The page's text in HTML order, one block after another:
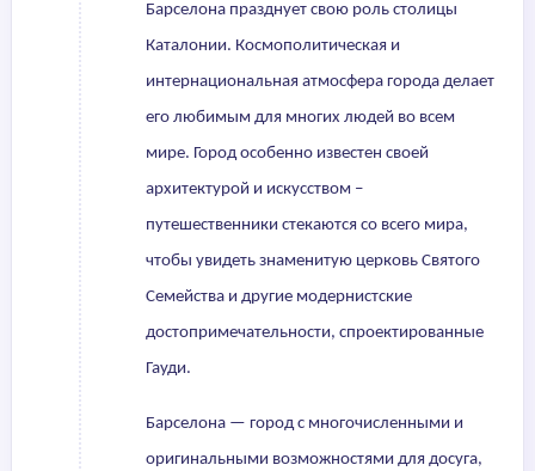
Барселона празднует свою роль столицы
Каталонии. Космополитическая и
интернациональная атмосфера города делает
его любимым для многих людей во всем
мире. Город особенно известен своей
архитектурой и искусством –
путешественники стекаются со всего мира,
чтобы увидеть знаменитую церковь Святого
Семейства и другие модернистские
достопримечательности, спроектированные
Гауди.
Барселона — город с многочисленными и
оригинальными возможностями для досуга,